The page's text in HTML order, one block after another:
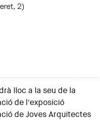
2)
lloc a la seu de la
de l'exposició
de Joves Arquitectes